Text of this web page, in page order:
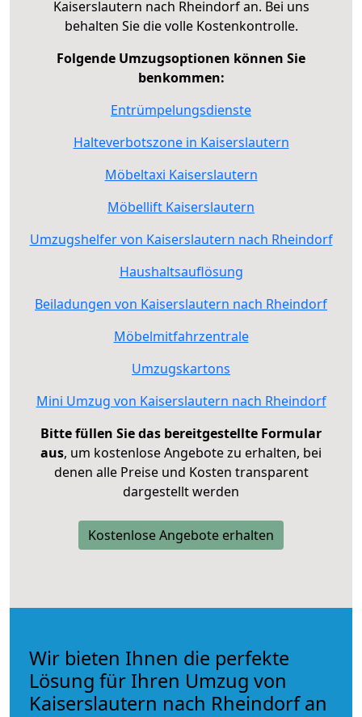
Kaiserslautern nach Rheindorf an. Bei uns
behalten Sie die volle Kostenkontrolle.
Folgende Umzugsoptionen können Sie
benkommen:
Entrümpelungsdienste
Halteverbotszone in Kaiserslautern
Möbeltaxi Kaiserslautern
Möbellift Kaiserslautern
Umzugshelfer von Kaiserslautern nach Rheindorf
Haushaltsauflösung
Beiladungen von Kaiserslautern nach Rheindorf
Möbelmitfahrzentrale
Umzugskartons
Mini Umzug von Kaiserslautern nach Rheindorf
Bitte füllen Sie das bereitgestellte Formular
aus, um kostenlose Angebote zu erhalten, bei
denen alle Preise und Kosten transparent
dargestellt werden
Kostenlose Angebote erhalten
Wir bieten Ihnen die perfekte
Lösung für Ihren Umzug von
Kaiserslautern nach Rheindorf an